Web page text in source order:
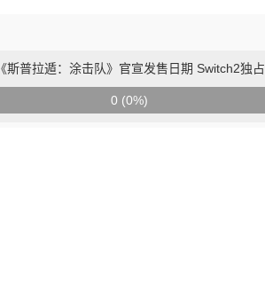
《斯普拉遁：涂击队》官宣发售日期 Switch2独占
0 (0%)